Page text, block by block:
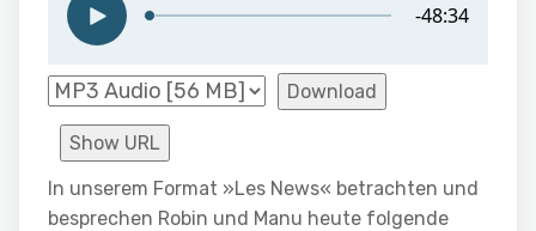
Download
Show URL
In unserem Format »Les News« betrachten und
besprechen Robin und Manu heute folgende